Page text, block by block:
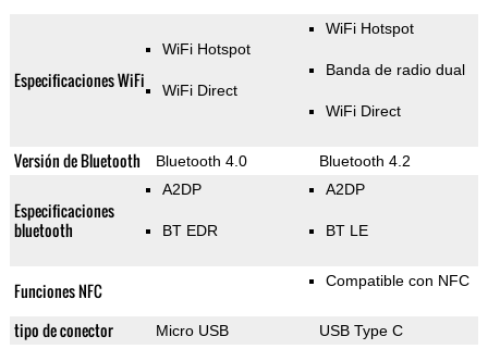
Especificaciones WiFi
WiFi Hotspot
WiFi Direct
WiFi Hotspot
Banda de radio dual
WiFi Direct
Versión de Bluetooth Bluetooth 4.0 Bluetooth 4.2
Especificaciones
bluetooth
A2DP
BT EDR
A2DP
BT LE
Funciones NFC Compatible con NFC
tipo de conector Micro USB USB Type C